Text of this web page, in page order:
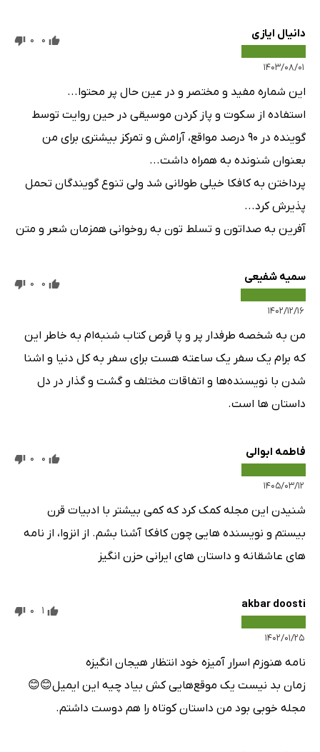
دانیال ایازی
۱۴۰۳/۰۸/۰۱
0
0
این شماره مفید و مختصر و در عین حال پر محتوا...
استفاده از سکوت و پاز کردن موسیقی در حین روایت توسط
گوینده در ۹۰ درصد مواقع، آرامش و تمرکز بیشتری برای من
بعنوان شنونده به همراه داشت...
پرداختن به کافکا خیلی طولانی شد ولی تنوع گویندگان تحمل
پذیرش کرد...
آفرین به صداتون و تسلط تون به روخوانی همزمان شعر و متن
سمیه شفیعی
۱۴۰۲/۱۲/۱۶
0
0
من به شخصه طرفدار پر و پا قرص کتاب شنبه‌ام به خاطر این
که برام یک سفر یک ساعته هست برای سفر به کل دنیا و اشنا
شدن با نویسنده‌ها و اتفاقات مختلف و گشت و گذار در دل
داستان ها است.
فاطمه ابوالی
۱۴۰۵/۰۳/۱۲
0
0
شنیدن این مجله کمک کرد که کمی بیشتر با ادبیات قرن
بیستم و نویسنده هایی چون کافکا آشنا بشم. از انزوا، از نامه
های عاشقانه و داستان های ایرانی حزن انگیز
akbar doosti
۱۴۰۲/۰۱/۲۵
1
0
نامه هنوزم اسرار آمیزه خود انتظار هیجان انگیزه
زمان بد نیست یک موقع‌هایی کش بیاد چیه این ایمیل😊😊
مجله خوبی بود من داستان کوتاه را هم دوست داشتم.